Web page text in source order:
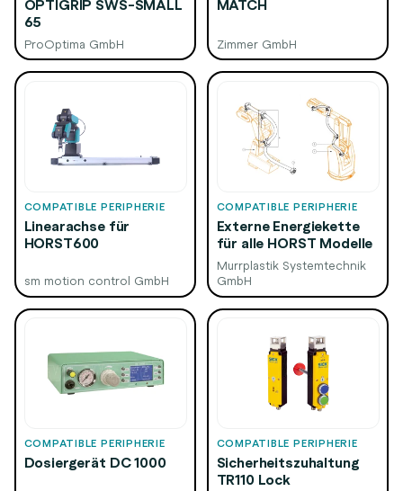
OPTIGRIP SWS-SMALL
65
ProOptima GmbH
MATCH
Zimmer GmbH
COMPATIBLE PERIPHERIE
Linearachse für
HORST600
sm motion control GmbH
COMPATIBLE PERIPHERIE
Externe Energiekette
für alle HORST Modelle
Murrplastik Systemtechnik
GmbH
COMPATIBLE PERIPHERIE
Dosiergerät DC 1000
COMPATIBLE PERIPHERIE
Sicherheitszuhaltung
TR110 Lock